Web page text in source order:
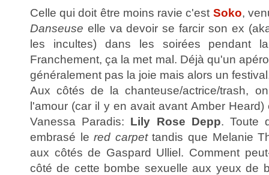
Celle qui doit être moins ravie c'est Soko,
Danseuse elle va devoir se farcir son ex
les incultes) dans les soirées pendant
Franchement, ça la met mal. Déjà qu'un
généralement pas la joie mais alors un
Aux côtés de la chanteuse/actrice/trash,
l'amour (car il y en avait avant Amber
Vanessa Paradis: Lily Rose Depp. Toute
embrasé lered carpettandis que Melanie
aux côtés de Gaspard Ulliel. Comment
côté de cette bombe sexuelle aux yeux de